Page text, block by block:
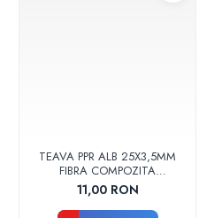
TEAVA PPR ALB 25X3,5MM
FIBRA COMPOZITA
10033025004
VALDUOTHERM VALROM
11,00 RON